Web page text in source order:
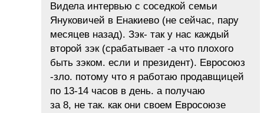
Видела интервью с соседкой семьи
Януковичей в Енакиево (не сейчас, пару
месяцев назад). Зэк- так у нас каждый
второй зэк (срабатывает -а что плохого
быть зэком. если и президент). Евросоюз
-зло. потому что я работаю продавщицей
по 13-14 часов в день. а получаю
за 8, не так. как они своем Евросоюзе